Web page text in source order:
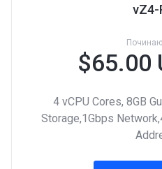
vZ4-
$65.00
4 vCPU Cores, 8GB
Storage,1Gbps